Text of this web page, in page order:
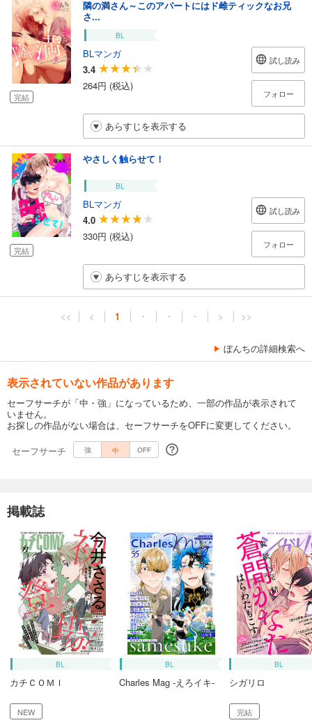
完結
隣の満さん～このアパートにはド雌ティックなお兄
さ...
BL
BLマンガ
3.4
264円 (税込)
試し読み
フォロー
あらすじを表示する
完結
やさしく触らせて！
BL
BLマンガ
4.0
330円 (税込)
試し読み
フォロー
あらすじを表示する
<< < 1 ・ ・ ・ > >>
ぼんちの詳細検索へ
表示されていない作品があります
セーフサーチが「中・強」になっているため、一部の作品が表示されて
いません。
お探しの作品がない場合は、セーフサーチをOFFに変更してください。
セーフサーチ
強 中 OFF
掲載誌
BL
カチＣＯＭＩ
NEW
BL
Charles Mag -えろイキ-
BL
シガリロ
完結